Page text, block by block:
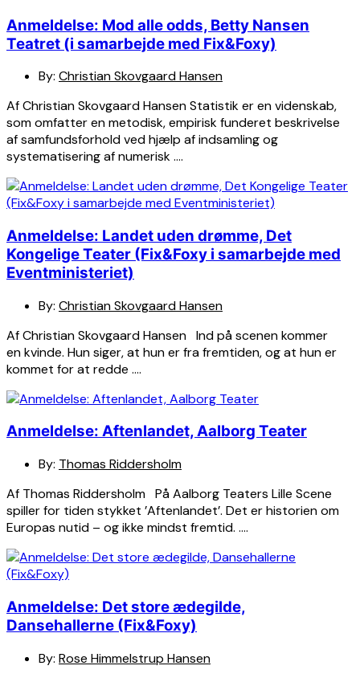
Anmeldelse: Mod alle odds, Betty Nansen
Teatret (i samarbejde med Fix&Foxy)
By: Christian Skovgaard Hansen
Af Christian Skovgaard Hansen Statistik er en videnskab,
som omfatter en metodisk, empirisk funderet beskrivelse
af samfundsforhold ved hjælp af indsamling og
systematisering af numerisk ….
Anmeldelse: Landet uden drømme, Det
Kongelige Teater (Fix&Foxy i samarbejde med
Eventministeriet)
By: Christian Skovgaard Hansen
Af Christian Skovgaard Hansen Ind på scenen kommer
en kvinde. Hun siger, at hun er fra fremtiden, og at hun er
kommet for at redde ….
Anmeldelse: Aftenlandet, Aalborg Teater
By: Thomas Riddersholm
Af Thomas Riddersholm På Aalborg Teaters Lille Scene
spiller for tiden stykket ’Aftenlandet’. Det er historien om
Europas nutid – og ikke mindst fremtid. ….
Anmeldelse: Det store ædegilde,
Dansehallerne (Fix&Foxy)
By: Rose Himmelstrup Hansen